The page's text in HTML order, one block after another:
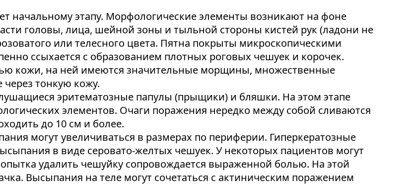
начальному этапу. Морфологические элементы возникают на фоне
головы, лица, шейной зоны и тыльной стороны кистей рук (ладони не
или телесного цвета. Пятна покрыты микроскопическими
ссыхается с образованием плотных роговых чешуек и корочек.
кожи, на ней имеются значительные морщины, множественные
тонкую кожу.
эритематозные папулы (прыщики) и бляшки. На этом этапе
элементов. Очаги поражения нередко между собой сливаются
до 10 см и более.
могут увеличиваться в размерах по периферии. Гиперкератозные
в виде серовато-желтых чешуек. У некоторых пациентов могут
удалить чешуйку сопровождается выраженной болью. На этой
Высыпания на теле могут сочетаться с актиническим поражением